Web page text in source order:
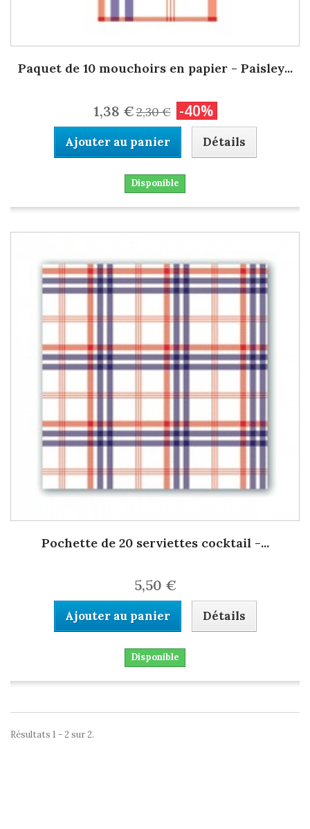
Paquet de 10 mouchoirs en papier - Paisley...
1,38 €2,30 € -40%
Ajouter au panier Détails
Disponible
Pochette de 20 serviettes cocktail -...
5,50 €
Ajouter au panier Détails
Disponible
Résultats 1 - 2 sur 2.